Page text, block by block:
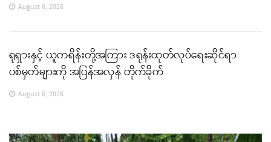
August 6, 2026
ရုရှားနှင့် ယူကရိန်းတို့အကြား ဒရုန်းထုတ်လုပ်ရေးဆိုင်ရာ
ပစ်မှတ်များကို အပြန်အလှန် တိုက်ခိုက်
August 6, 2026